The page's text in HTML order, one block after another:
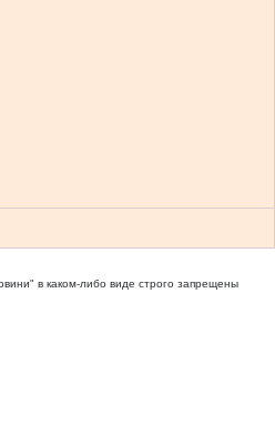
в каком-либо виде строго запрещены